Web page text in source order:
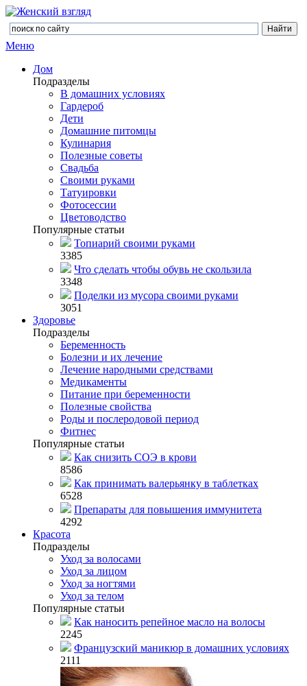
Меню
Дом
Подразделы
В домашних условиях
Гардероб
Дети
Домашние питомцы
Кулинария
Полезные советы
Свадьба
Своими руками
Татуировки
Фотосессии
Цветоводство
Популярные статьи
Топиарий своими руками
3385
Что сделать чтобы обувь не скользила
3348
Поделки из мусора своими руками
3051
Здоровье
Подразделы
Беременность
Болезни и их лечение
Лечение народными средствами
Медикаменты
Питание при беременности
Полезные свойства
Роды и послеродовой период
Фитнес
Популярные статьи
Как снизить СОЭ в крови
8586
Как принимать валерьянку в таблетках
6528
Препараты для повышения иммунитета
4292
Красота
Подразделы
Уход за волосами
Уход за лицом
Уход за ногтями
Уход за телом
Популярные статьи
Как наносить репейное масло на волосы
2245
Французский маникюр в домашних условиях
2111